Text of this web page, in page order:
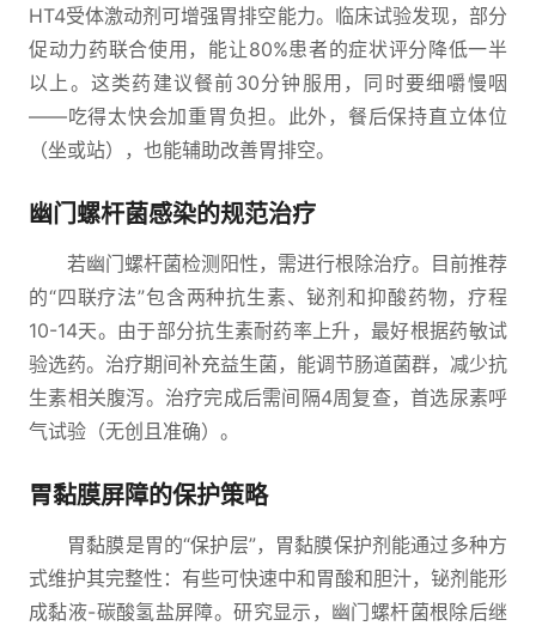
HT4受体激动剂可增强胃排空能力。临床试验发现，部分
促动力药联合使用，能让80%患者的症状评分降低一半
以上。这类药建议餐前30分钟服用，同时要细嚼慢咽
——吃得太快会加重胃负担。此外，餐后保持直立体位
（坐或站），也能辅助改善胃排空。
幽门螺杆菌感染的规范治疗
若幽门螺杆菌检测阳性，需进行根除治疗。目前推荐
的“四联疗法”包含两种抗生素、铋剂和抑酸药物，疗程
10-14天。由于部分抗生素耐药率上升，最好根据药敏试
验选药。治疗期间补充益生菌，能调节肠道菌群，减少抗
生素相关腹泻。治疗完成后需间隔4周复查，首选尿素呼
气试验（无创且准确）。
胃黏膜屏障的保护策略
胃黏膜是胃的“保护层”，胃黏膜保护剂能通过多种方
式维护其完整性：有些可快速中和胃酸和胆汁，铋剂能形
成黏液-碳酸氢盐屏障。研究显示，幽门螺杆菌根除后继